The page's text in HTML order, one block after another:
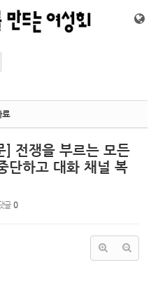
료
전쟁을 부르는 모든
단하고 대화 채널 복
글 0